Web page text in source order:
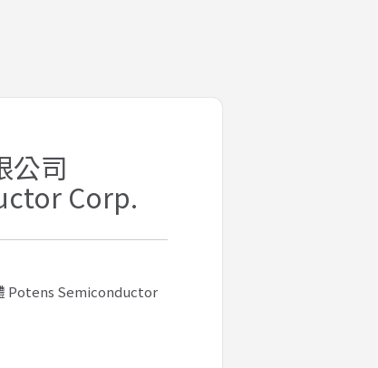
公司
Corp.
Potens Semiconductor